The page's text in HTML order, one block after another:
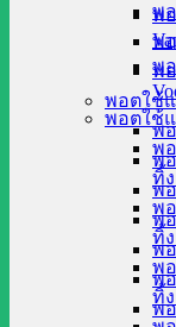
พ
พ
พอตใช้
พ
ทิ้
พ
ทิ้
พ
ทิ้
พ
พ
พ
พอตใช้
พ
พ
พ
พ
พ
พ
พ